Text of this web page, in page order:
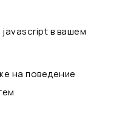
в вашем
на поведение